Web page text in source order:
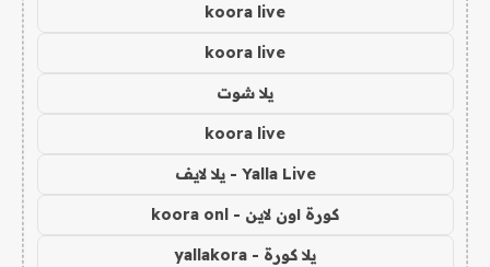
koora live
koora live
يلا شوت
koora live
Yalla Live - يلا لايف
كورة اون لاين - koora onl
يلا كورة - yallakora